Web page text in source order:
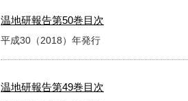
温地研報告第50巻目次
平成30（2018）年発行
温地研報告第49巻目次